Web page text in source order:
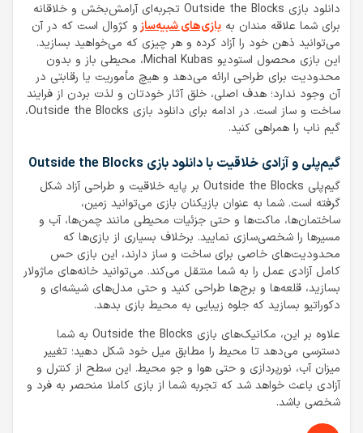
دانلود بازی Outside the Blocks تجربه‌ای آرامش‌بخش و خلاقانه
برای شما علاقه مندان به بازی‌های شبیه‌سازو کژوال است که در آن
می‌توانید ذهن خود را آزاد کرده و هر چیزی که می‌خواهید بسازید.
این بازی محصول استودیو Michal Kubas، محیطی باز و بدون
محدودیت برای طراحی ارائه می‌دهد و هیچ مأموریت یا رقابتی در
آن وجود ندارد؛ هدف اصلی، خلق آثار خودتان و لذت بردن از فرایند
ساخت و ساز است. در ادامه برای دانلود بازی Outside the Blocks،
گیم ناب را همراهی کنید.
گیم‌پلی و آزادی خلاقیت با دانلود بازی Outside the Blocks
گیم‌پلی Outside the Blocks بر پایه خلاقیت و طراحی آزاد شکل
گرفته است. شما به عنوان بازیکنان بازی می‌توانید زمین،
ساختمان‌ها، ماکت‌ها و حتی جزئیات محیطی مانند چمن‌ها، آب و
مسیرها را شخصی‌سازی نمایید. برخلاف بسیاری از بازی‌ها که
محدودیت‌های خاصی برای ساخت و ساز دارند، این بازی حس
کامل آزادی عمل را به شما منتقل می‌کند. می‌توانید خانه‌های ماژولار
بسازید، قلعه‌ها و برج‌ها طراحی کنید و حتی مدل‌های شیشه‌ای و
دکوراتیو بسازید که جلوه زیبایی به محیط بازی بدهد.
علاوه بر این، مکانیک‌های بازی Outside the Blocks به شما
دسترسی می‌دهد تا محیط را مطابق میل خود شکل دهید؛ تغییر
میزان آب، نورپردازی و حتی هوا و جو محیط. این سطح از کنترل و
آزادی باعث خواهد شد که تجربه شما از بازی کاملا منحصر به فرد و
شخصی باشد.